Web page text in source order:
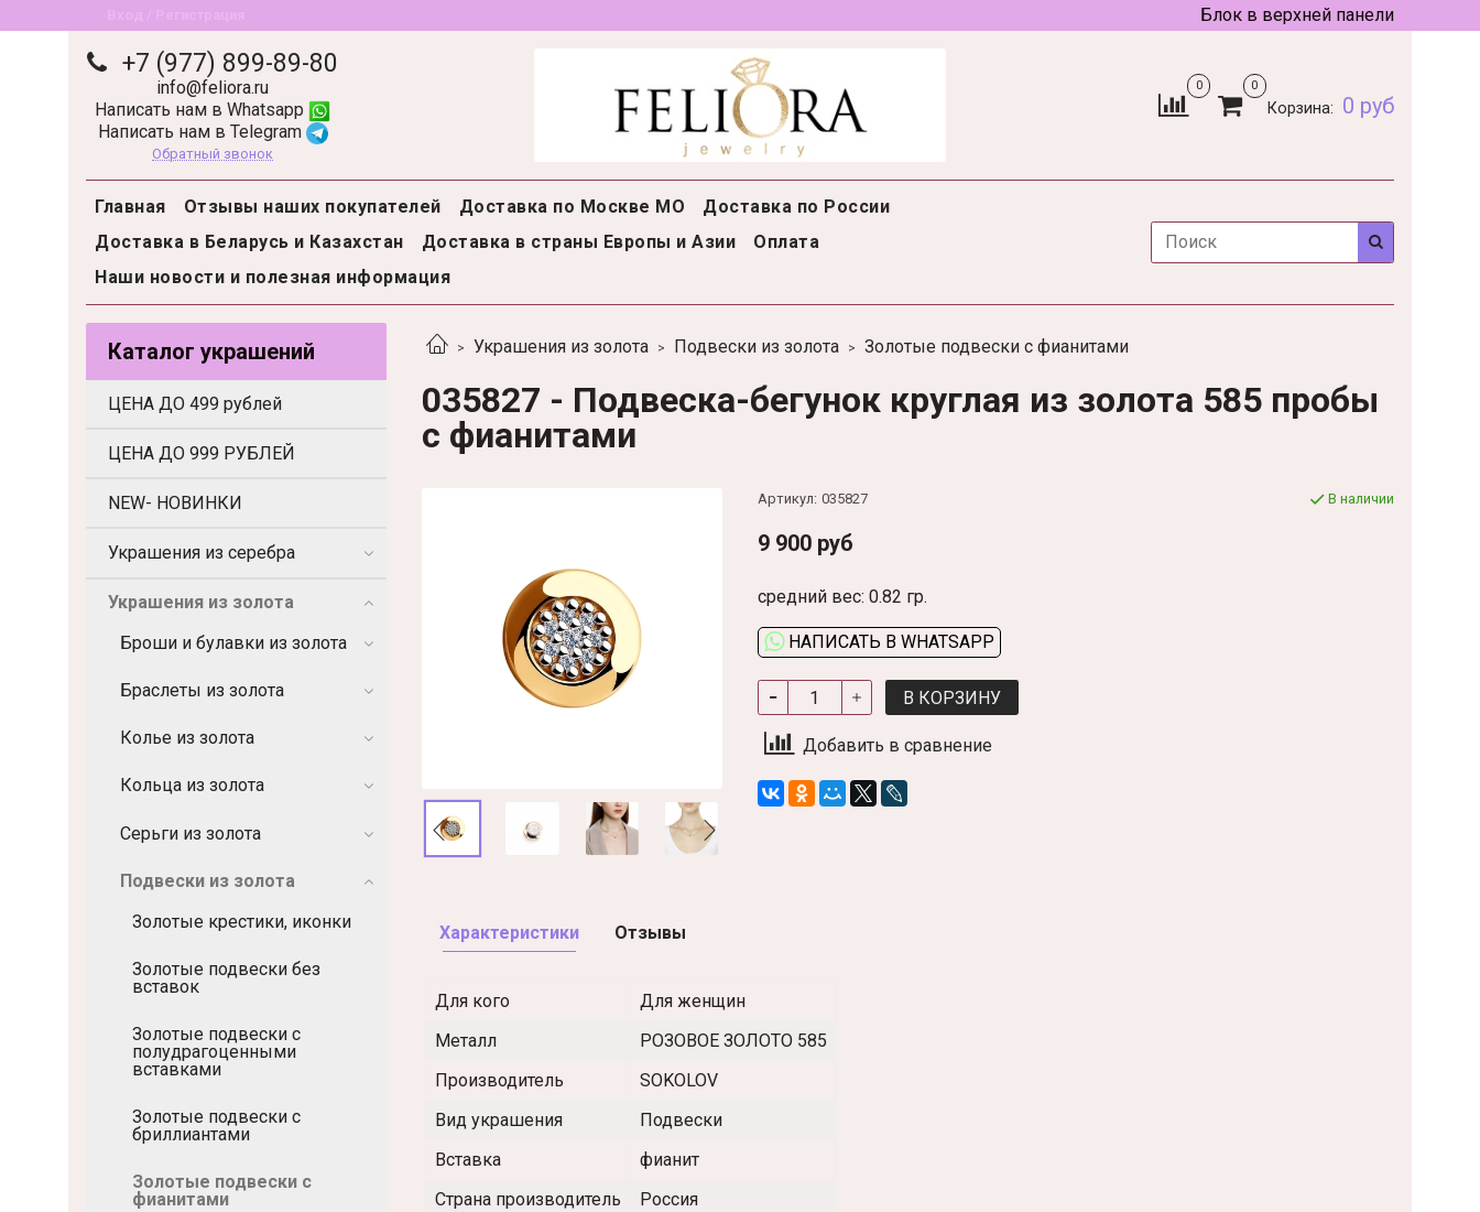
Блок в верхней панели
+7 (977) 899-89-80
info@feliora.ru
Написать нам в Whatsapp
Написать нам в Telegram
Обратный звонок
0 0
Корзина: 0 руб
Главная Отзывы наших покупателей Доставка по Москве МО
Доставка по России
Доставка в Беларусь и Казахстан
Доставка в страны Европы и Азии
Оплата
Наши новости и полезная информация
Украшения из золота Подвески из золота Золотые подвески с фианитами
035827 - Подвеска-бегунок круглая из золота 585 пробы
с фианитами
Артикул: 035827 В наличии
9 900 руб
средний вес: 0.82 гр.
НАПИСАТЬ В WHATSAPP
В КОРЗИНУ
Добавить в сравнение
Характеристики
Для кого
Для женщин
Металл
РОЗОВОЕ ЗОЛОТО 585
Производитель
SOKOLOV
Вид украшения
Подвески
Вставка
фианит
Страна производитель
Россия
Отзывы
Каталог украшений
ЦЕНА ДО 499 рублей
ЦЕНА ДО 999 РУБЛЕЙ
NEW- НОВИНКИ
Украшения из серебра
Украшения из золота
Броши и булавки из золота
Браслеты из золота
Колье из золота
Кольца из золота
Серьги из золота
Подвески из золота
Золотые крестики, иконки
Золотые подвески без
вставок
Золотые подвески с
полудрагоценными
вставками
Золотые подвески с
бриллиантами
Золотые подвески с
фианитами